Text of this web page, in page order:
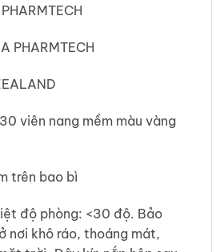
PHARMTECH
viên nang mềm màu vàng
trên bao bì
độ phòng: <30 độ. Bảo
nơi khô ráo, thoáng mát,